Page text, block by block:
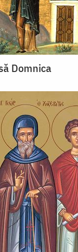
Domnica